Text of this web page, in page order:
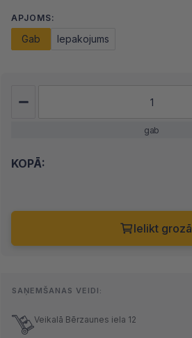
APJOMS:
Gab Iepakojums
gab
KOPĀ:
Ielikt grozā
SAŅEMŠANAS VEIDI:
Veikalā Bērzaunes iela 12